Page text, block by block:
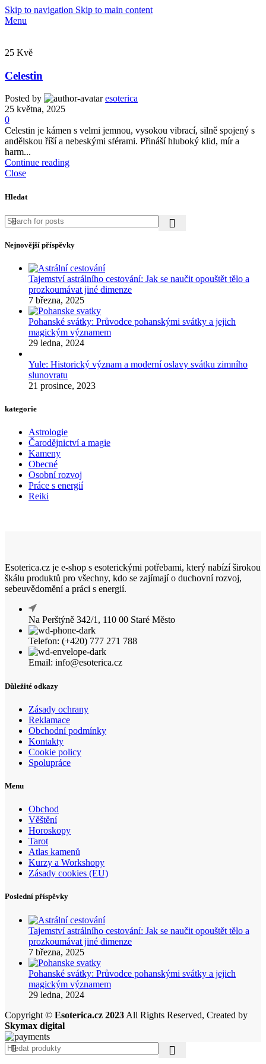
Skip to navigation Skip to main content
Menu
25 Kvě
Celestin
Posted by
esoterica
25 května, 2025
0
Celestin je kámen s velmi jemnou, vysokou vibrací, silně spojený s
andělskou říší a nebeskými sférami. Přináší hluboký klid, mír a
harm...
Continue reading
Close
Hledat
Nejnovější příspěvky
Tajemství astrálního cestování: Jak se naučit opouštět tělo a
prozkoumávat jiné dimenze
7 března, 2025
Pohanské svátky: Průvodce pohanskými svátky a jejich
magickým významem
29 ledna, 2024
Yule: Historický význam a moderní oslavy svátku zimního
slunovratu
21 prosince, 2023
kategorie
Astrologie
Čarodějnictví a magie
Kameny
Obecné
Osobní rozvoj
Práce s energií
Reiki
Esoterica.cz je e-shop s esoterickými potřebami, který nabízí širokou
škálu produktů pro všechny, kdo se zajímají o duchovní rozvoj,
sebeuvědomění a práci s energií.
Na Perštýně 342/1, 110 00 Staré Město
Telefon: (+420) 777 271 788
Email: info@esoterica.cz
Důležité odkazy
Zásady ochrany
Reklamace
Obchodní podmínky
Kontakty
Cookie policy
Spolupráce
Menu
Obchod
Věštění
Horoskopy
Tarot
Atlas kamenů
Kurzy a Workshopy
Zásady cookies (EU)
Poslední příspěvky
Tajemství astrálního cestování: Jak se naučit opouštět tělo a
prozkoumávat jiné dimenze
7 března, 2025
Pohanské svátky: Průvodce pohanskými svátky a jejich
magickým významem
29 ledna, 2024
Copyright © Esoterica.cz 2023 All Rights Reserved, Created by
Skymax digital